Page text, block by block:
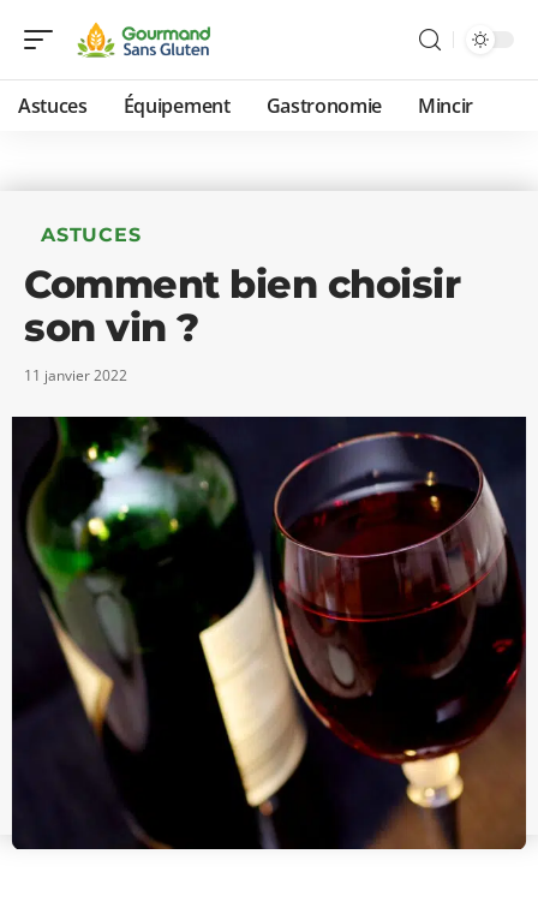
Astuces Équipement Gastronomie Mincir
ASTUCES
Comment bien choisir
son vin ?
11 janvier 2022